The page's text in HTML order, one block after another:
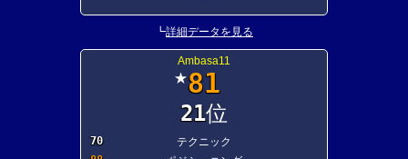
┗詳細データを見る
Ambasa11
★81
21位
70
テクニック